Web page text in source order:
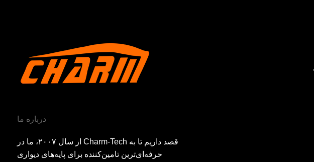
درباره ما
از سال ۲۰۰۷، ما در Charm-Tech قصد داریم تا به
حرفه‌ای‌ترین تامین‌کننده برای پایه‌های دیواری